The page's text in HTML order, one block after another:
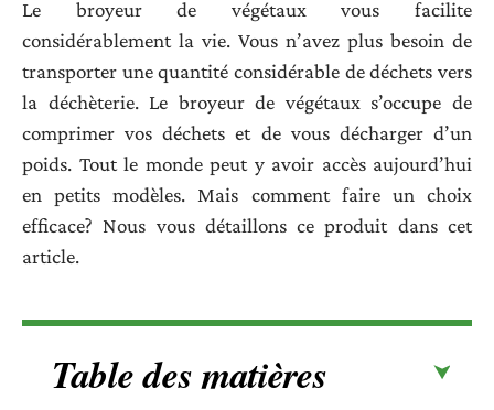
Le broyeur de végétaux vous facilite
considérablement la vie. Vous n’avez plus besoin de
transporter une quantité considérable de déchets vers
la déchèterie. Le broyeur de végétaux s’occupe de
comprimer vos déchets et de vous décharger d’un
poids. Tout le monde peut y avoir accès aujourd’hui
en petits modèles. Mais comment faire un choix
efficace? Nous vous détaillons ce produit dans cet
article.
Table des matières